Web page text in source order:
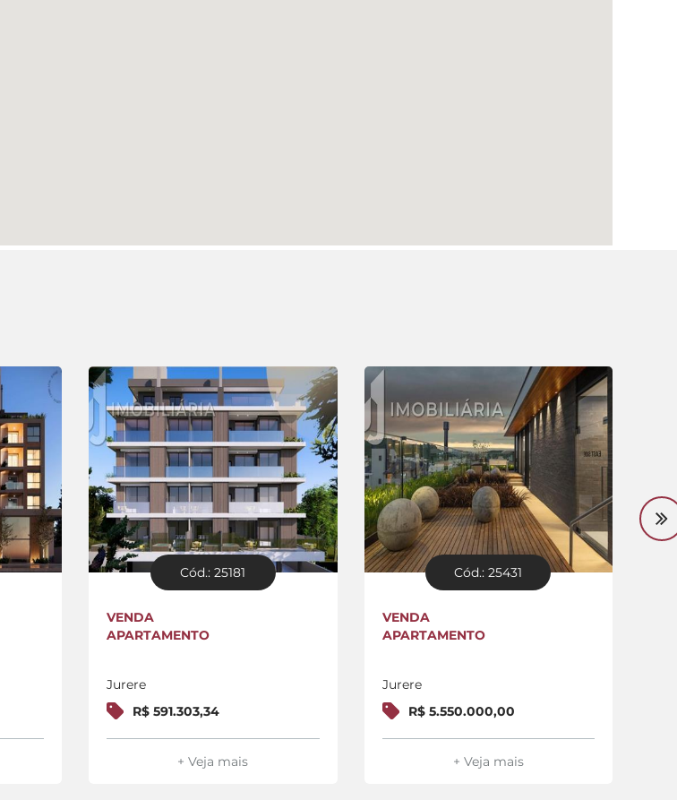
Cód.: 25181
VENDA
APARTAMENTO
Jurere
R$ 591.303,34
+ Veja mais
Cód.: 25431
VENDA
APARTAMENTO
Jurere
R$ 5.550.000,00
+ Veja mais